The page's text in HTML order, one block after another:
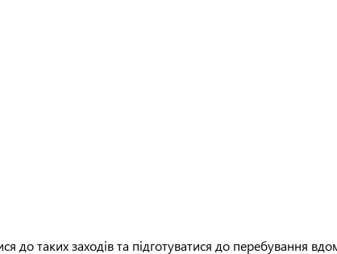
до таких заходів та підготуватися до перебування